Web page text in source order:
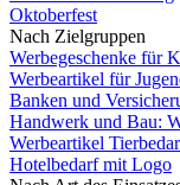
Oktoberfest
Nach Zielgruppen
Werbegeschenke für
Werbeartikel für
Banken und
Handwerk und Bau:
Werbeartikel
Hotelbedarf mit Logo